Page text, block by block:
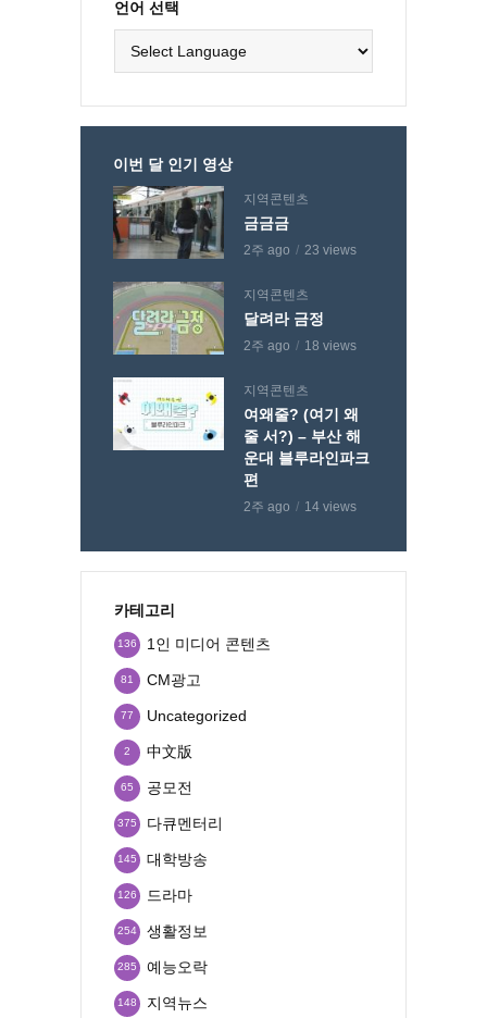
언어 선택
이번 달 인기 영상
지역콘텐츠
금금금
2주 ago 23 views
지역콘텐츠
달려라 금정
2주 ago 18 views
지역콘텐츠
여왜줄? (여기 왜
줄 서?) – 부산 해
운대 블루라인파크
편
2주 ago 14 views
카테고리
1인 미디어 콘텐츠
136
CM광고
81
Uncategorized
77
中文版
2
공모전
65
다큐멘터리
375
대학방송
145
드라마
126
생활정보
254
예능오락
285
지역뉴스
148